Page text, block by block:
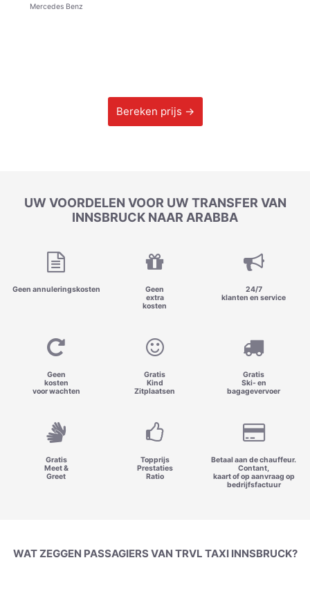
Mercedes Benz
Bereken prijs →
UW VOORDELEN VOOR UW TRANSFER VAN
INNSBRUCK NAAR ARABBA
Geen annuleringskosten
Geen
extra
kosten
24/7
klanten en service
Geen
kosten
voor wachten
Gratis
Kind
Zitplaatsen
Gratis
Ski- en
bagagevervoer
Gratis
Meet &
Greet
Topprijs
Prestaties
Ratio
Betaal aan de chauffeur.
Contant,
kaart of op aanvraag op
bedrijfsfactuur
WAT ZEGGEN PASSAGIERS VAN TRVL TAXI INNSBRUCK?